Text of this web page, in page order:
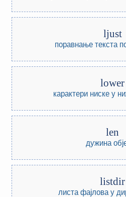
ljust
поравнање текста
lower
карактери ниске у
len
дужина
listdir
листа фајлова у